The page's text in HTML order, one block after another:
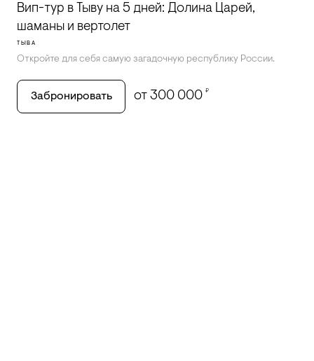
Вип-тур в Тыву на 5 дней: Долина Царей,
шаманы и вертолет
ТЫВА
Откройте для себя самую загадочную республику России.
Забронировать от 300 000 ₽